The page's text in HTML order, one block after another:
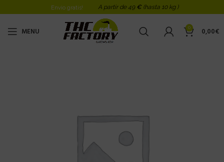
Envio gratis! A partir de 49 € (hasta 10 kg )
MENU 0 0,00€